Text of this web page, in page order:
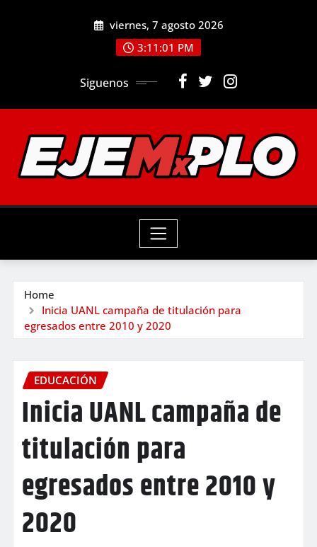
viernes, 7 agosto 2026
3:11:02 PM
Siguenos
Home
Inicia UANL campaña de titulación para
egresados entre 2010 y 2020
EDUCACIÓN
Inicia UANL campaña de
titulación para
egresados entre 2010 y
2020